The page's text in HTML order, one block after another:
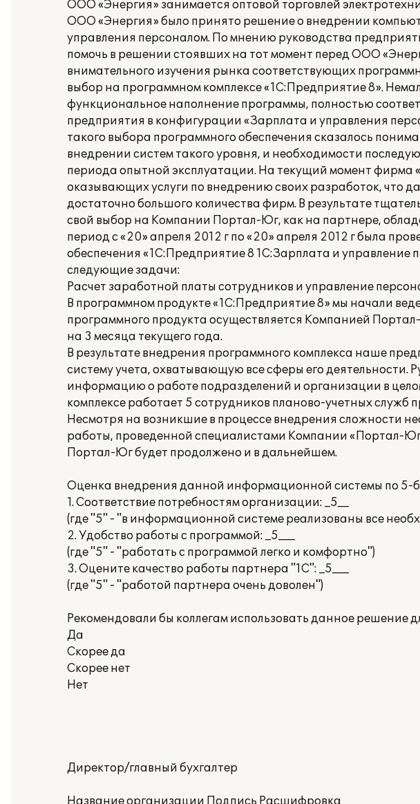
ООО «Энергия» занимается оптовой торговлей
ООО «Энергия» было принято решение о внедрении
управления персоналом. По мнению руководства
помочь в решении стоявших на тот момент перед ООО
внимательного изучения рынка соответствующих
выбор на программном комплексе «1С:Предприятие 8».
функциональное наполнение программы, полностью
предприятия в конфигурации «Зарплата и управления
такого выбора программного обеспечения сказалось
внедрении систем такого уровня, и необходимости
периода опытной эксплуатации. На текущий момент фирма
оказывающих услуги по внедрению своих разработок, что
достаточно большого количества фирм. В результате
свой выбор на Компании Портал-Юг, как на партнере,
период с «20» апреля 2012 г по «20» апреля 2012 г была
обеспечения «1С:Предприятие 8 1C:Зарплата и управление
следующие задачи:
Расчет заработной платы сотрудников и управление
В программном продукте «1С:Предприятие 8» мы начали
программного продукта осуществляется Компанией
на 3 месяца текущего года.
В результате внедрения программного комплекса наше
систему учета, охватывающую все сферы его деятельности.
информацию о работе подразделений и организации в
комплексе работает 5 сотрудников планово-учетных служб
Несмотря на возникшие в процессе внедрения сложности
работы, проведенной специалистами Компании «Портал-
Портал-Юг будет продолжено и в дальнейшем.
Оценка внедрения данной информационной системы по 5-
1. Соответствие потребностям организации: _5__
(где "5" - "в информационной системе реализованы все
2. Удобство работы с программой: _5___
(где "5" - "работать с программой легко и комфортно")
3. Оцените качество работы партнера "1С": _5___
(где "5" - "работой партнера очень доволен")
Рекомендовали бы коллегам использовать данное решение
Да
Скорее да
Скорее нет
Нет
Директор/главный бухгалтер
Название организации Подпись Расшифровка